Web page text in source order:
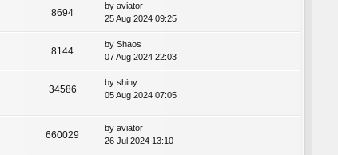
8694
by aviator
25 Aug 2024 09:25
8144
by Shaos
07 Aug 2024 22:03
34586
by shiny
05 Aug 2024 07:05
660029
by aviator
26 Jul 2024 13:10